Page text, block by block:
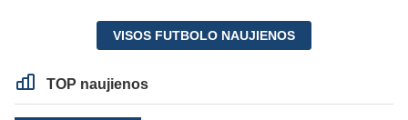
VISOS FUTBOLO NAUJIENOS
TOP naujienos